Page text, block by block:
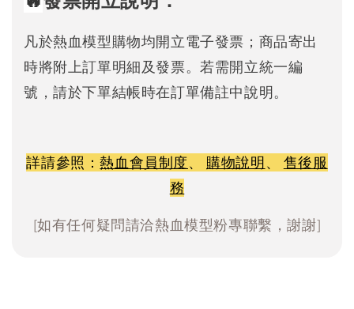
凡於熱血模型購物均開立電子發票；商品寄出
時將附上訂單明細及發票。若需開立統一編
號，請於下單結帳時在訂單備註中說明。
詳請參照：熱血會員制度、 購物說明、 售後服
務
[如有任何疑問請洽熱血模型粉專聯繫，謝謝]